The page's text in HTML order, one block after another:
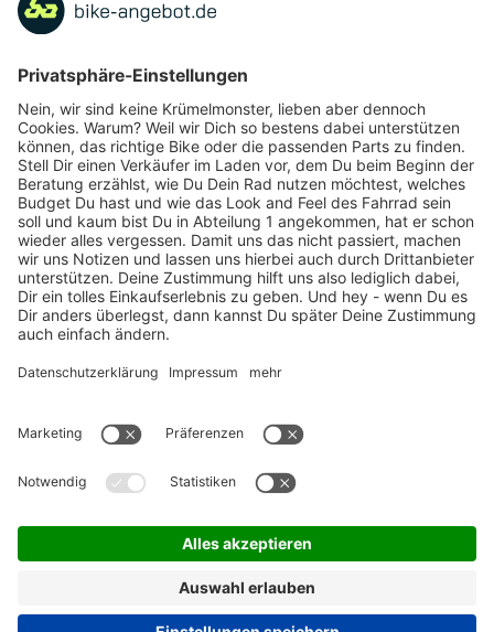
Beliebte Fahrrad-Kategorien
Marken-Highlights
TOP-Marken
ZAHLUNGSARTEN / RATENKAUF
FÜR ARBEITGEBER & ARBEITNEHMER